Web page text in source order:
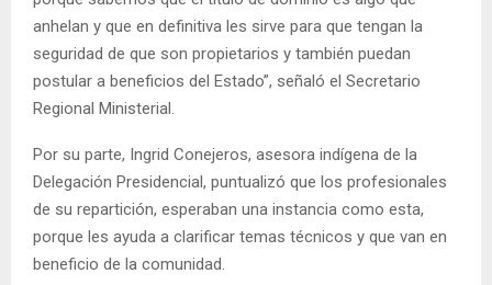
anhelan y que en definitiva les sirve para que tengan la
seguridad de que son propietarios y también puedan
postular a beneficios del Estado”, señaló el Secretario
Regional Ministerial.
Por su parte, Ingrid Conejeros, asesora indígena de la
Delegación Presidencial, puntualizó que los profesionales
de su repartición, esperaban una instancia como esta,
porque les ayuda a clarificar temas técnicos y que van en
beneficio de la comunidad.